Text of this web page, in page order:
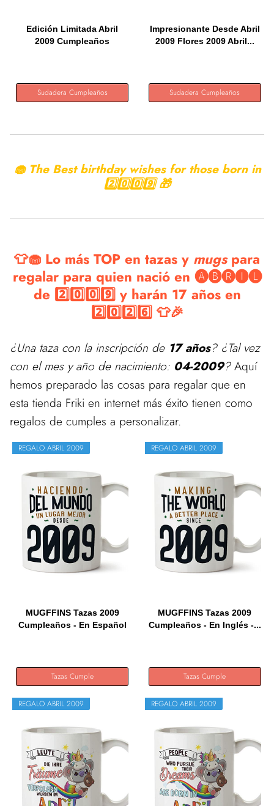
Edición Limitada Abril
2009 Cumpleaños
Sudadera Cumpleaños
Impresionante Desde Abril
2009 Flores 2009 Abril...
Sudadera Cumpleaños
🧁 The Best birthday wishes for those born in
2️⃣0️⃣0️⃣9️⃣ 🎁
👕🧁 Lo más TOP en tazas y mugspara
regalar para quien nació en 🅐🅑🅡🅘🅛
de 2️⃣0️⃣0️⃣9️⃣ y harán 17 años en
2️⃣0️⃣2️⃣6️⃣ 👕🎉
¿Una taza con la inscripción de 17 años? ¿Tal vez
con el mes y año de nacimiento: 04-2009?Aquí
hemos preparado las cosas para regalar que en
esta tienda Friki en internet más éxito tienen como
regalos de cumples a personalizar.
REGALO ABRIL 2009
MUGFFINS Tazas 2009
Cumpleaños - En Español
Tazas Cumple
REGALO ABRIL 2009
MUGFFINS Tazas 2009
Cumpleaños - En Inglés -...
Tazas Cumple
REGALO ABRIL 2009 REGALO ABRIL 2009